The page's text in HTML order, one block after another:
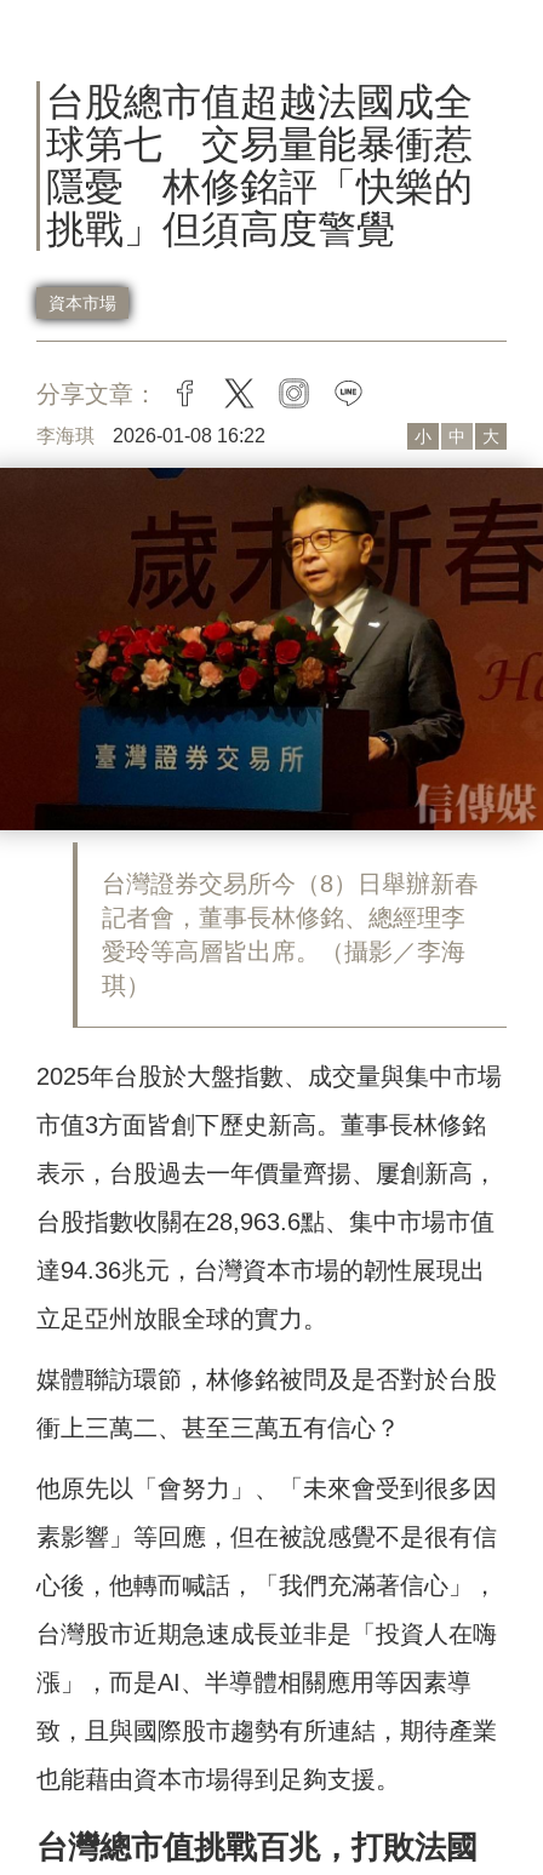
台股總市值超越法國成全
球第七 交易量能暴衝惹
隱憂 林修銘評「快樂的
挑戰」但須高度警覺
資本市場
分享文章： facebook
twitter instagram
李海琪 2026-01-08 16:22 小 中 大
台灣證券交易所今（8）日舉辦新春
記者會，董事長林修銘、總經理李
愛玲等高層皆出席。（攝影／李海
琪）
2025年台股於大盤指數、成交量與集中市場
市值3方面皆創下歷史新高。董事長林修銘
表示，台股過去一年價量齊揚、屢創新高，
台股指數收關在28,963.6點、集中市場市值
達94.36兆元，台灣資本市場的韌性展現出
立足亞州放眼全球的實力。
媒體聯訪環節，林修銘被問及是否對於台股
衝上三萬二、甚至三萬五有信心？
他原先以「會努力」、「未來會受到很多因
素影響」等回應，但在被說感覺不是很有信
心後，他轉而喊話，「我們充滿著信心」，
台灣股市近期急速成長並非是「投資人在嗨
漲」，而是AI、半導體相關應用等因素導
致，且與國際股市趨勢有所連結，期待產業
也能藉由資本市場得到足夠支援。
台灣總市值挑戰百兆，打敗法國